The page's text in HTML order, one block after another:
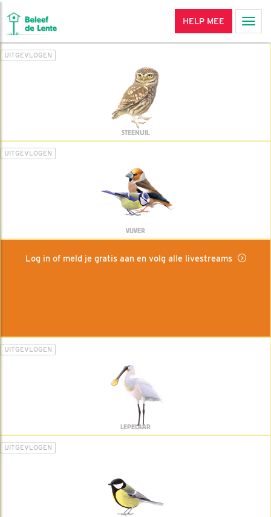
HELP MEE
UITGEVLOGEN
STEENUIL
UITGEVLOGEN
VIJVER
Log in of meld je gratis aan en volg alle livestreams
UITGEVLOGEN
LEPELAAR
UITGEVLOGEN